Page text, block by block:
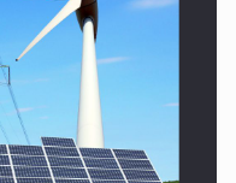
- Technology and…